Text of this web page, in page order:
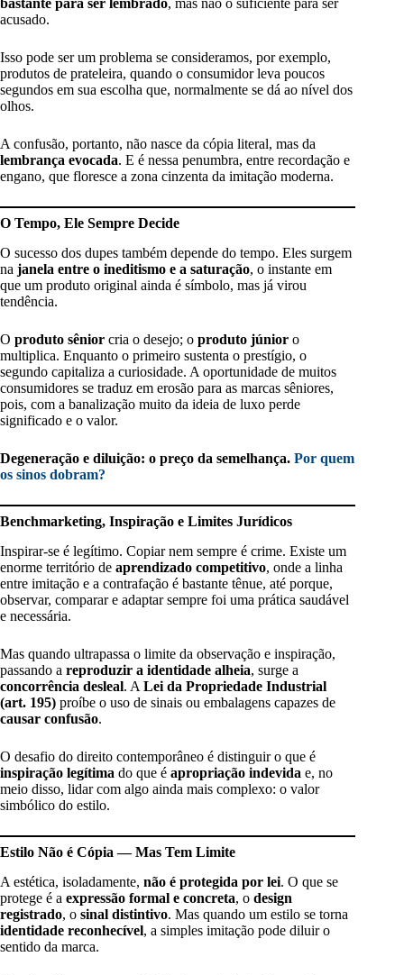
bastante para ser lembrado, mas não o suficiente para ser
acusado.
Isso pode ser um problema se consideramos, por exemplo,
produtos de prateleira, quando o consumidor leva poucos
segundos em sua escolha que, normalmente se dá ao nível dos
olhos.
A confusão, portanto, não nasce da cópia literal, mas da
lembrança evocada. E é nessa penumbra, entre recordação e
engano, que floresce a zona cinzenta da imitação moderna.
O Tempo, Ele Sempre Decide
O sucesso dos dupes também depende do tempo. Eles surgem
na janela entre o ineditismo e a saturação, o instante em
que um produto original ainda é símbolo, mas já virou
tendência.
O produto sênior cria o desejo; o produto júnior o
multiplica. Enquanto o primeiro sustenta o prestígio, o
segundo capitaliza a curiosidade. A oportunidade de muitos
consumidores se traduz em erosão para as marcas sêniores,
pois, com a banalização muito da ideia de luxo perde
significado e o valor.
Degeneração e diluição: o preço da semelhança. Por quem
os sinos dobram?
Benchmarketing, Inspiração e Limites Jurídicos
Inspirar-se é legítimo. Copiar nem sempre é crime. Existe um
enorme território de aprendizado competitivo, onde a linha
entre imitação e a contrafação é bastante tênue, até porque,
observar, comparar e adaptar sempre foi uma prática saudável
e necessária.
Mas quando ultrapassa o limite da observação e inspiração,
passando a reproduzir a identidade alheia, surge a
concorrência desleal. A Lei da Propriedade Industrial
(art. 195) proíbe o uso de sinais ou embalagens capazes de
causar confusão.
O desafio do direito contemporâneo é distinguir o que é
inspiração legítima do que é apropriação indevida e, no
meio disso, lidar com algo ainda mais complexo: o valor
simbólico do estilo.
Estilo Não é Cópia — Mas Tem Limite
A estética, isoladamente, não é protegida por lei. O que se
protege é a expressão formal e concreta, o design
registrado, o sinal distintivo. Mas quando um estilo se torna
identidade reconhecível, a simples imitação pode diluir o
sentido da marca.